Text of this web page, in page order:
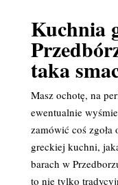
Kuchnia
taka
Masz ochotę, na
ewentualnie
zamówić coś
greckiej kuchni,
barach w
to nie tylko